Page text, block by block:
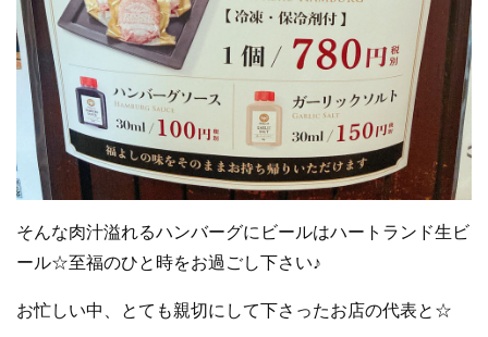
そんな肉汁溢れるハンバーグにビールはハートランド生ビ
ール☆至福のひと時をお過ごし下さい♪
お忙しい中、とても親切にして下さったお店の代表と☆